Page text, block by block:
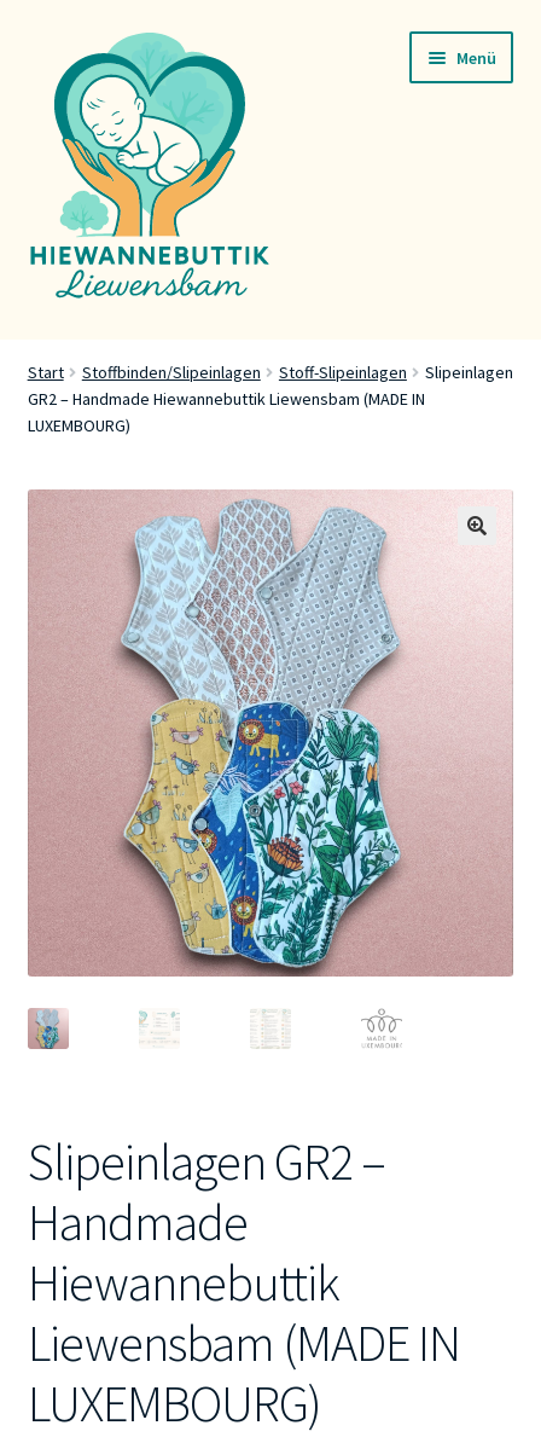
Navigation
springen
Inhalt
springen
Menü
Servicer
Press
Kontakt
Start Stoffbinden/Slipeinlagen Stoff-Slipeinlagen
Slipeinlagen
GR2 – Handmade Hiewannebuttik Liewensbam (MADE IN
LUXEMBOURG)
Slipeinlagen GR2 –
Handmade
Hiewannebuttik
Liewensbam (MADE IN
LUXEMBOURG)